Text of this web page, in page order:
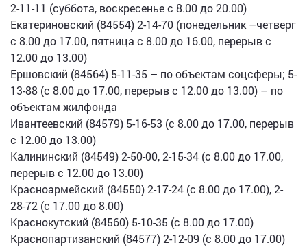
2-11-11 (суббота, воскресенье с 8.00 до 20.00)
Екатериновский (84554) 2-14-70 (понедельник –четверг
с 8.00 до 17.00, пятница с 8.00 до 16.00, перерыв с
12.00 до 13.00)
Ершовский (84564) 5-11-35 – по объектам соцсферы; 5-
13-88 (с 8.00 до 17.00, перерыв с 12.00 до 13.00) – по
объектам жилфонда
Ивантеевский (84579) 5-16-53 (с 8.00 до 17.00, перерыв
с 12.00 до 13.00)
Калининский (84549) 2-50-00, 2-15-34 (с 8.00 до 17.00,
перерыв с 12.00 до 13.00)
Красноармейский (84550) 2-17-24 (с 8.00 до 17.00), 2-
28-72 (с 17.00 до 8.00)
Краснокутский (84560) 5-10-35 (с 8.00 до 17.00)
Краснопартизанский (84577) 2-12-09 (с 8.00 до 17.00)